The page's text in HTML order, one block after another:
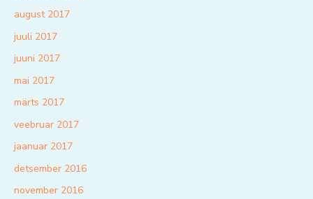
august 2017
juuli 2017
juuni 2017
mai 2017
märts 2017
veebruar 2017
jaanuar 2017
detsember 2016
november 2016